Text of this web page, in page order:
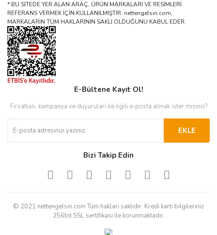
* BU SİTEDE YER ALAN ARAÇ, ÜRÜN MARKALARI VE RESİMLERİ
REFERANS VERMEK İÇİN KULLANILMIŞTIR. nettengelsin.com,
MARKALARIN TÜM HAKLARININ SAKLI OLDUĞUNU KABUL EDER.
E-Bültene Kayıt Ol!
Fırsatları, kampanya ve duyuruları ile ilgili e-posta almak ister misiniz?
EKLE
Bizi Takip Edin
© 2021 nettengelsin.com Tüm hakları saklıdır. Kredi kartı bilgileriniz
256bit SSL sertifikası ile korunmaktadır.